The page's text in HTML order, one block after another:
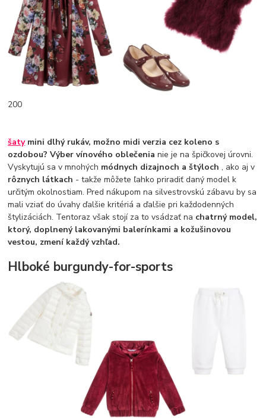
200
šatymini dlhý rukáv, možno midi verzia cez koleno s
ozdobou? Výber vínového oblečenianie je na špičkovej úrovni.
Vyskytujú sa v mnohých módnych dizajnoch a štýloch, ako aj v
rôznych látkach - takže môžete ľahko priradiť daný model k
určitým okolnostiam. Pred nákupom na silvestrovskú zábavu by sa
mali vziať do úvahy ďalšie kritériá a ďalšie pri každodenných
štylizáciách. Tentoraz však stojí za to vsádzať na chatrný model,
ktorý, doplnený lakovanými balerínkami a kožušinovou
vestou, zmení každý vzhľad.
Hlboké burgundy-for-sports